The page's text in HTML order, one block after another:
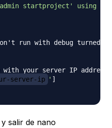
admin startproject' using
don't run with debug turned
your server IP address
server-ip ' ]
salir de nano